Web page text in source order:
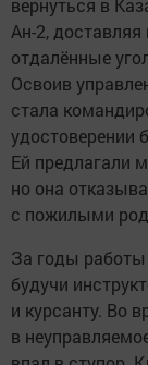
вернуться в
Ан-2,
отдалённые
Освоив
стала
удостоверении
Ей предлагали
но она
с пожилыми
За годы
будучи
и курсанту. Во
в